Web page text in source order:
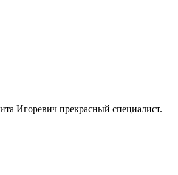
Игоревич прекрасный специалист.